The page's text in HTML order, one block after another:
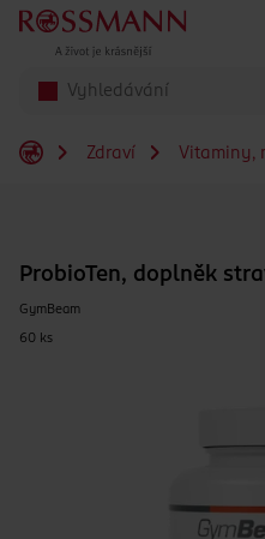
Přeskočit na hlavmní obsah
Zdraví Vitaminy,
ProbioTen, doplněk
GymBeam
60 ks